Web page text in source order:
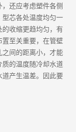
还应考虑塑件各侧
芯各处温度均匀一
收缩更趋均匀，有
至关重要，在管壁
间的距离小，才能
的温度随冷却水道
产生温差。因此要